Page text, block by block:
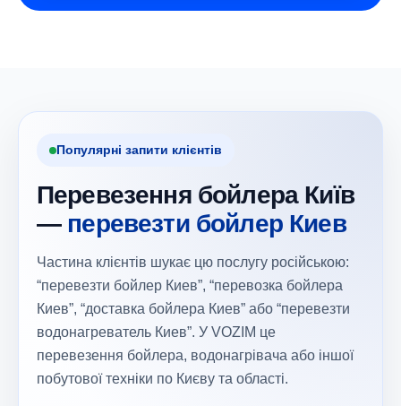
Популярні запити клієнтів
Перевезення бойлера Київ
— перевезти бойлер Киев
Частина клієнтів шукає цю послугу російською:
“перевезти бойлер Киев”, “перевозка бойлера
Киев”, “доставка бойлера Киев” або “перевезти
водонагреватель Киев”. У VOZIM це
перевезення бойлера, водонагрівача або іншої
побутової техніки по Києву та області.